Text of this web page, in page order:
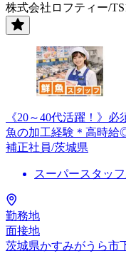
株式会社ロフティー/
《20～40代活躍！》
魚の加工経験＊高時
補正社員/茨城県
スーパースタッフ
勤務地
面接地
茨城県かすみがうら市